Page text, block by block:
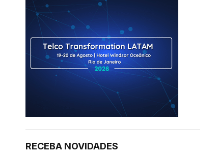
RECEBA NOVIDADES